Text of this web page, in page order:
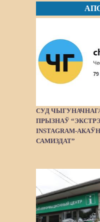
СУД
ПРЫЗНАЎ
INSTAGRAM-
САМИЗДАТ”